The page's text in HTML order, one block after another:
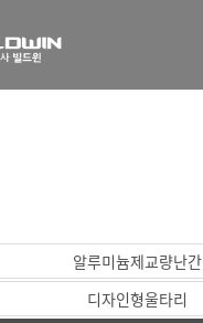
알루미늄제교량난간
디자인형울타리